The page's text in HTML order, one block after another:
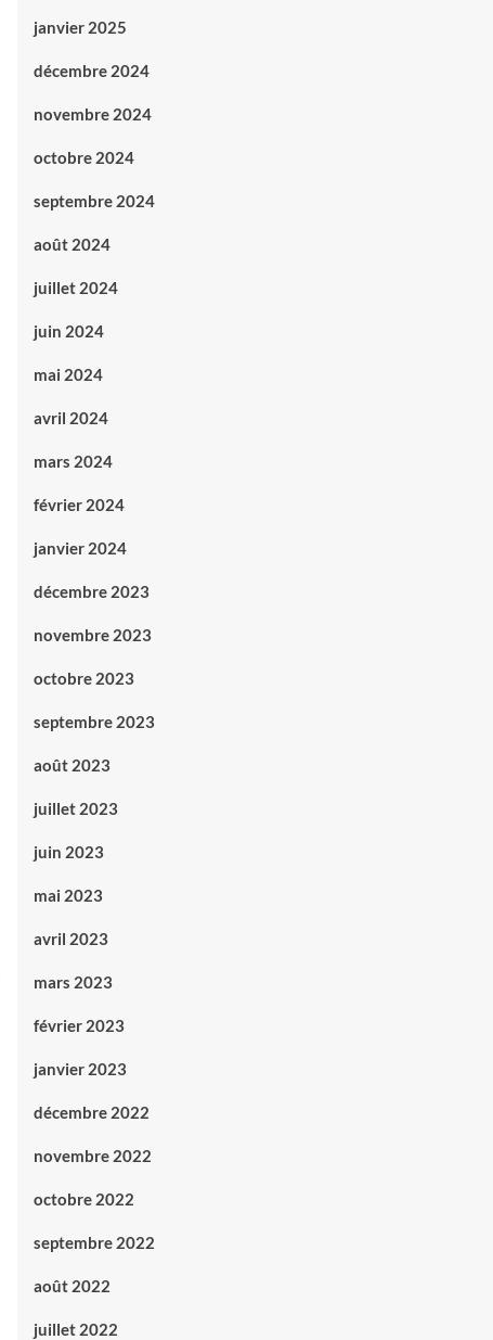
janvier 2025
décembre 2024
novembre 2024
octobre 2024
septembre 2024
août 2024
juillet 2024
juin 2024
mai 2024
avril 2024
mars 2024
février 2024
janvier 2024
décembre 2023
novembre 2023
octobre 2023
septembre 2023
août 2023
juillet 2023
juin 2023
mai 2023
avril 2023
mars 2023
février 2023
janvier 2023
décembre 2022
novembre 2022
octobre 2022
septembre 2022
août 2022
juillet 2022